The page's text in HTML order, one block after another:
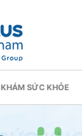
SỨC KHỎE